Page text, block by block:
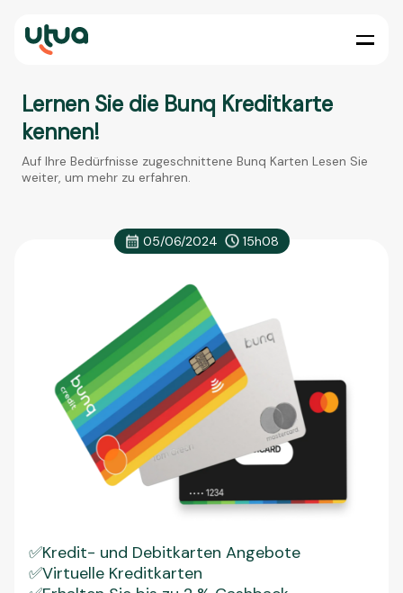
Lernen Sie die Bunq Kreditkarte
kennen!
Auf Ihre Bedürfnisse zugeschnittene Bunq Karten Lesen Sie
weiter, um mehr zu erfahren.
05/06/2024 15h08
✅Kredit- und Debitkarten Angebote
✅Virtuelle Kreditkarten